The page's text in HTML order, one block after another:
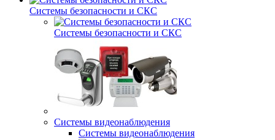
Системы безопасности и СКС
Системы безопасности и СКС
Системы видеонаблюдения
Системы видеонаблюдения